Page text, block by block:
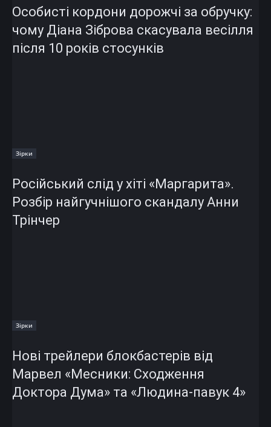
Особисті кордони дорожчі за обручку:
чому Діана Зіброва скасувала весілля
після 10 років стосунків
Зірки
Російський слід у хіті «Маргарита».
Розбір найгучнішого скандалу Анни
Трінчер
Зірки
Нові трейлери блокбастерів від
Марвел «Месники: Сходження
Доктора Дума» та «Людина-павук 4»